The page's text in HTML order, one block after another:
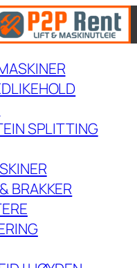
SPLITTING
BRAKKER